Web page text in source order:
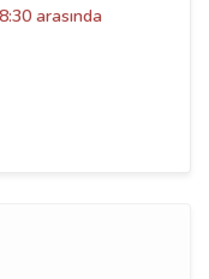
arasında